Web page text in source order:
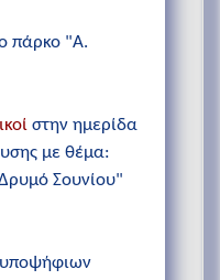
πάρκο "Α.
στην ημερίδα
με θέμα:
Σουνίου"
υποψήφιων